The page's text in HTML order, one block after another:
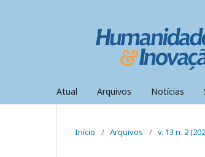
Atual Arquivos Notícias
Início / Arquivos / v. 13 n. 2